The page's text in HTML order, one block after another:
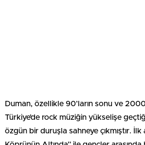
Duman, özellikle 90’ların sonu ve
Türkiye’de rock müziğin yükselişe
özgün bir duruşla sahneye çıkmıştır.